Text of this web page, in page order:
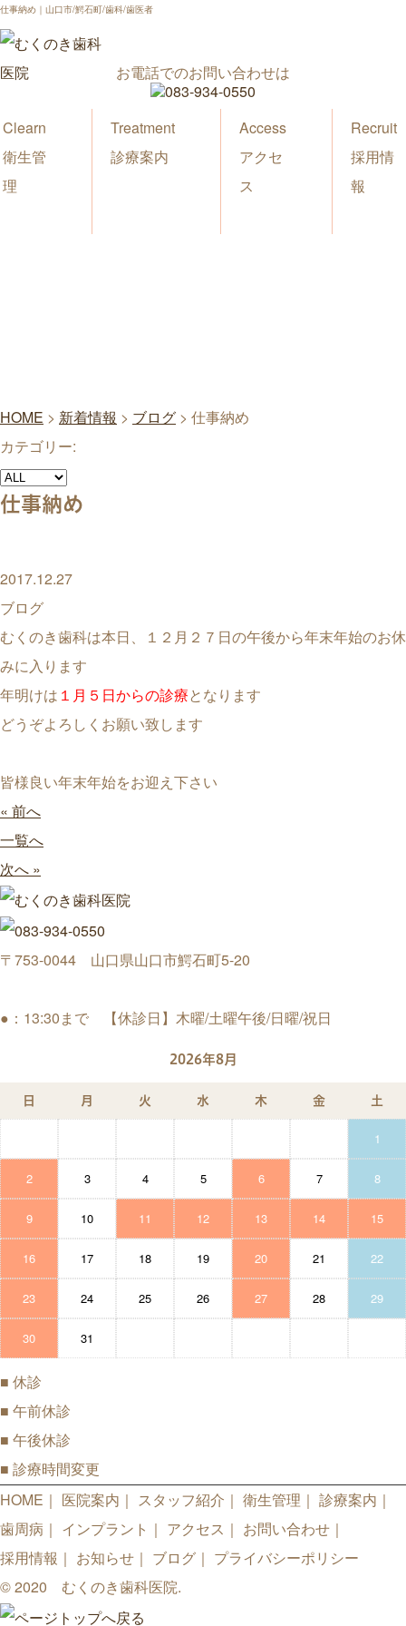
仕事納め｜山口市/鰐石町/歯科/歯医者
お電話でのお問い合わせは
Clearn
衛生管
理
Treatment
診療案内
Access
アクセ
ス
Recruit
採用情
報
HOME > 新着情報 > ブログ > 仕事納め
カテゴリー:
仕事納め
2017.12.27
ブログ
むくのき歯科は本日、１２月２７日の午後から年末年始のお休
みに入ります
年明けは １月５日からの診療となります
どうぞよろしくお願い致します
皆様良い年末年始をお迎え下さい
« 前へ
一覧へ
次へ »
〒753-0044 山口県山口市鰐石町5-20
●：13:30まで 【休診日】木曜/土曜午後/日曜/祝日
2026年8月
日 月 火 水 木 金 土
1
2 3 4 5 6 7 8
9 10 11 12 13 14 15
16 17 18 19 20 21 22
23 24 25 26 27 28 29
30 31
■ 休診
■ 午前休診
■ 午後休診
■ 診療時間変更
HOME
医院案内 スタッフ紹介 衛生管理
診療案内
歯周病
インプラント アクセス
お問い合わせ
採用情報
お知らせ ブログ
プライバシーポリシー
© 2020 むくのき歯科医院.